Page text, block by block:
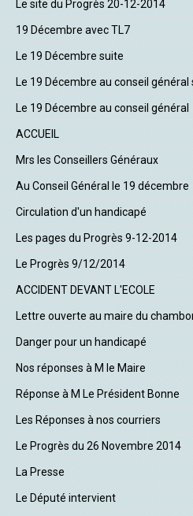
Le site du Progrès 20-12-2014
19 Décembre avec TL7
Le 19 Décembre suite
Le 19 Décembre au conseil général
Le 19 Décembre au conseil général
ACCUEIL
Mrs les Conseillers Généraux
Au Conseil Général le 19 décembre
Circulation d'un handicapé
Les pages du Progrès 9-12-2014
Le Progrès 9/12/2014
ACCIDENT DEVANT L'ECOLE
Lettre ouverte au maire du
Danger pour un handicapé
Nos réponses à M le Maire
Réponse à M Le Président Bonne
Les Réponses à nos courriers
Le Progrès du 26 Novembre 2014
La Presse
Le Député intervient